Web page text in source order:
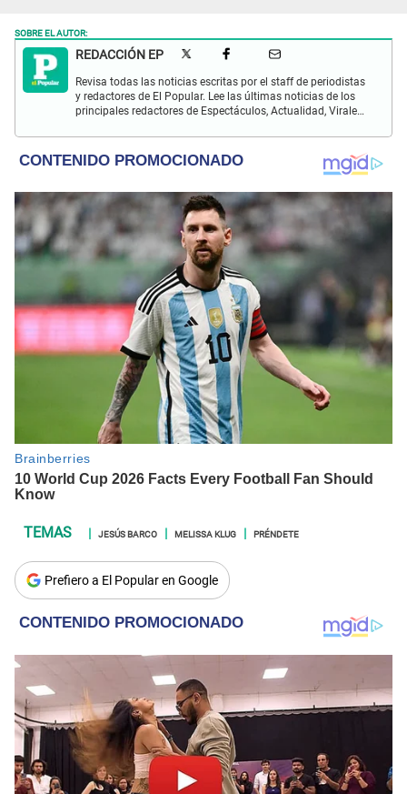
SOBRE EL AUTOR:
REDACCIÓN EP
Revisa todas las noticias escritas por el staff de periodistas
y redactores de El Popular. Lee las últimas noticias de los
principales redactores de Espectáculos, Actualidad, Virales,
JESÚS BARCO MELISSA KLUG PRÉNDETE
Prefiero a El Popular en Google